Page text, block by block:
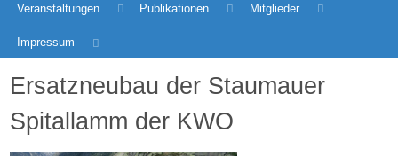
Veranstaltungen Publikationen Mitglieder
Impressum
Ersatzneubau der Staumauer
Spitallamm der KWO